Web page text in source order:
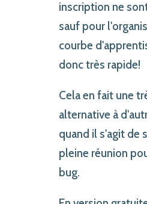
inscription ne
sauf pour
courbe
donc très rapide!
Cela en fait une
alternative à
quand il s'agit de
pleine réunion
bug.